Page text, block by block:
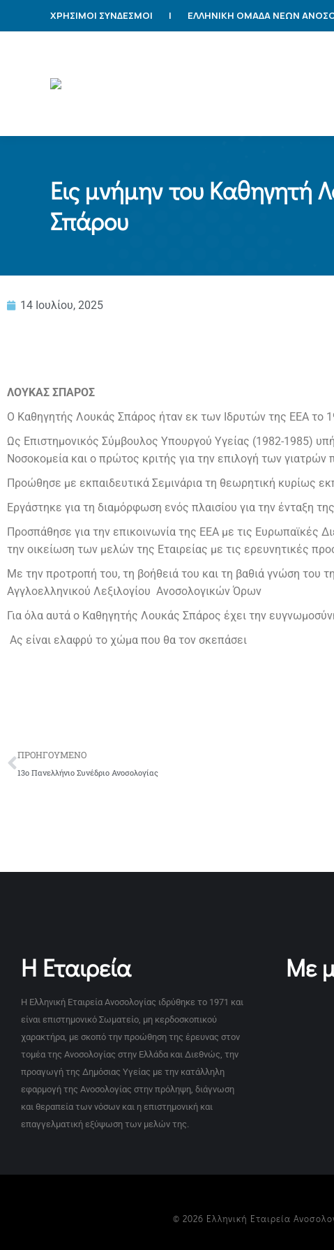
ΧΡΗΣΙΜΟΙ ΣΥΝΔΕΣΜΟΙ | ΕΛΛΗΝΙΚΗ ΟΜΑΔΑ ΝΕΩΝ
Εις μνήμην του Καθηγητή
Σπάρου
14 Ιουλίου, 2025
ΛΟΥΚΑΣ ΣΠΑΡΟΣ
Ο Καθηγητής Λουκάς Σπάρος ήταν εκ των Ιδρυτών της ΕΕΑ το
Ως Επιστημονικός Σύμβουλος Υπουργού Υγείας (1982-1985)
Νοσοκομεία και ο πρώτος κριτής για την επιλογή των
Προώθησε με εκπαιδευτικά Σεμινάρια τη θεωρητική κυρίως
Εργάστηκε για τη διαμόρφωση ενός πλαισίου για την ένταξη
Προσπάθησε για την επικοινωνία της ΕΕΑ με τις Ευρωπαϊκές
την οικείωση των μελών της Εταιρείας με τις ερευνητικές
Με την προτροπή του, τη βοήθειά του και τη βαθιά γνώση
Αγγλοελληνικού Λεξιλογίου Ανοσολογικών Όρων
Για όλα αυτά ο Καθηγητής Λουκάς Σπάρος έχει την
Ας είναι ελαφρύ το χώμα που θα τον σκεπάσει
ΠΡΟΗΓΟΥΜΕΝΟ
13ο Πανελλήνιο Συνέδριο Ανοσολογίας
Η Εταιρεία
Η Ελληνική Εταιρεία Ανοσολογίας ιδρύθηκε το 1971 και
είναι επιστημονικό Σωματείο, μη κερδοσκοπικού
χαρακτήρα, με σκοπό την προώθηση της έρευνας στον
τομέα της Ανοσολογίας στην Ελλάδα και Διεθνώς, την
προαγωγή της Δημόσιας Υγείας με την κατάλληλη
εφαρμογή της Ανοσολογίας στην πρόληψη, διάγνωση
και θεραπεία των νόσων και η επιστημονική και
επαγγελματική εξύψωση των μελών της.
Με
© 2026 Ελληνική Εταιρεία